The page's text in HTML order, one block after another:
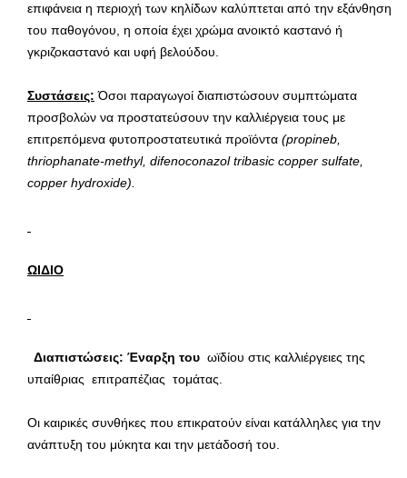
επιφάνεια η περιοχή των κηλίδων καλύπτεται από την εξάνθηση
του παθογόνου, η οποία έχει χρώμα ανοικτό καστανό ή
γκριζοκαστανό και υφή βελούδου.
Συστάσεις: Όσοι παραγωγοί διαπιστώσουν συμπτώματα
προσβολών να προστατεύσουν την καλλιέργεια τους με
επιτρεπόμενα φυτοπροστατευτικά προϊόντα (propineb,
thriophanate-methyl, difenoconazol tribasic copper sulfate,
copper hydroxide).
ΩΙΔΙΟ
Διαπιστώσεις: Έναρξη του ωϊδίου στις καλλιέργειες της
υπαίθριας επιτραπέζιας τομάτας.
Οι καιρικές συνθήκες που επικρατούν είναι κατάλληλες για την
ανάπτυξη του μύκητα και την μετάδοσή του.